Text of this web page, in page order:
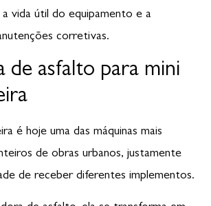
vida útil do equipamento e a
corretivas.
de asfalto para mini
é hoje uma das máquinas mais
de obras urbanos, justamente
de receber diferentes implementos.